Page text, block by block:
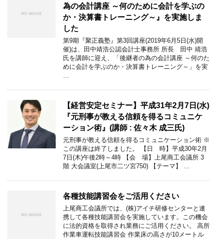
為の会計講座 ～何のために会計を学ぶの
か・決算書トレーニング～』を実施しま
した
第9期『聚正義塾』第3回講座(2019年6月5日(水)開
催)は、田中靖浩公認会計士事務所 所長 田中 靖浩
氏を講師に迎え、「後継者の為の会計講座 ～何のた
めに会計を学ぶのか・決算書トレーニング～」を実
…
【経営安定セミナー】平成31年2月7日(水)
『元刑事が教える信頼を得るコミュニケ
ーション術』(講師 : 佐々木 成三氏)
元刑事が教える信頼を得るコミュニケーション術 ※
この講座は終了しました。 【日 時】平成30年2月
7日(木)午後2時～4時 【会 場】上尾商工会議所 3
階 大会議室(上尾市二ツ宮750) 【テーマ】 …
各種技能講習会をご活用ください
上尾商工会議所では、(株)アイチ研修センターと連
携して各種技能講習会を実施しています。この機会
に法的資格を取得され業務にご活用ください。 高所
作業車運転技能講習会 作業床の高さが10メートル